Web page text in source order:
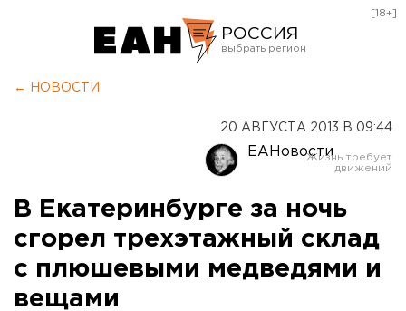
РОССИЯ
Оренбург
[18+]
← НОВОСТИ
20 АВГУСТА 2013 В 09:44
ЕАНовости
В Екатеринбурге за ночь
сгорел трехэтажный склад
с плюшевыми медведями и
вещами